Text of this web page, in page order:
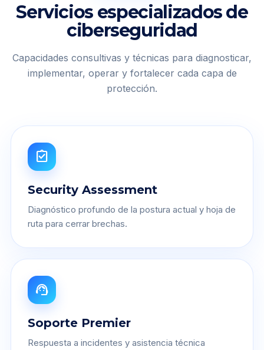
Servicios especializados de
ciberseguridad
Capacidades consultivas y técnicas para diagnosticar,
implementar, operar y fortalecer cada capa de
protección.
assignment_turned_in
Security Assessment
Diagnóstico profundo de la postura actual y hoja de
ruta para cerrar brechas.
support_agent
Soporte Premier
Respuesta a incidentes y asistencia técnica